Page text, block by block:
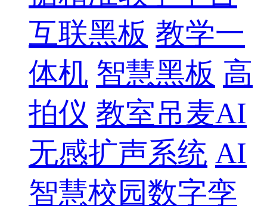
互联黑板 教学一
体机 智慧黑板 高
拍仪 教室吊麦AI
无感扩声系统 AI
智慧校园数字孪